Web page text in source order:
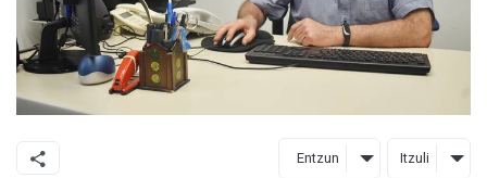
Entzun Itzuli